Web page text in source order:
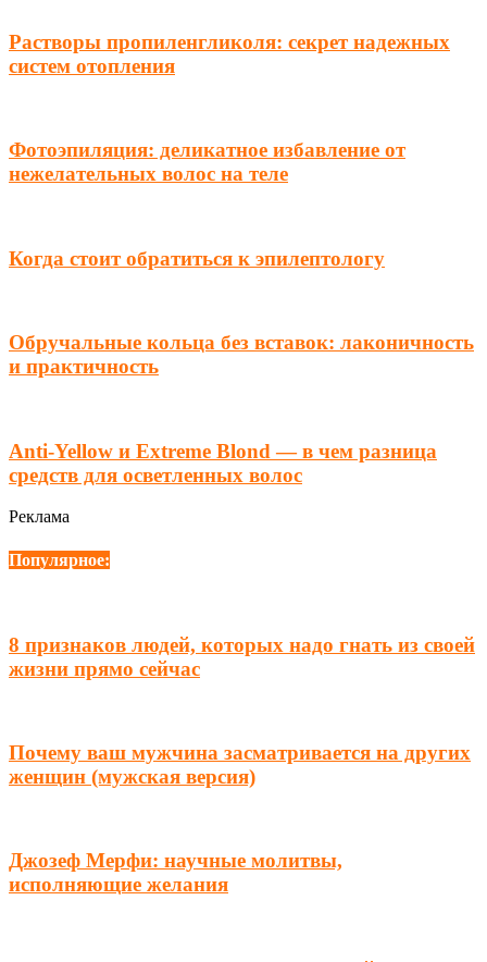
Растворы пропиленгликоля: секрет надежных
систем отопления
Фотоэпиляция: деликатное избавление от
нежелательных волос на теле
Когда стоит обратиться к эпилептологу
Обручальные кольца без вставок: лаконичность
и практичность
Anti-Yellow и Extreme Blond — в чем разница
средств для осветленных волос
Реклама
Популярное:
8 признаков людей, которых надо гнать из своей
жизни прямо сейчас
Почему ваш мужчина засматривается на других
женщин (мужская версия)
Джозеф Мерфи: научные молитвы,
исполняющие желания